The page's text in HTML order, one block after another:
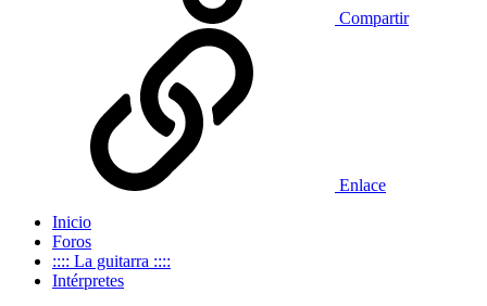
Compartir
Enlace
Inicio
Foros
:::: La guitarra ::::
Intérpretes